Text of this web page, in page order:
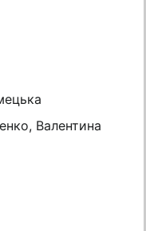
Валентина